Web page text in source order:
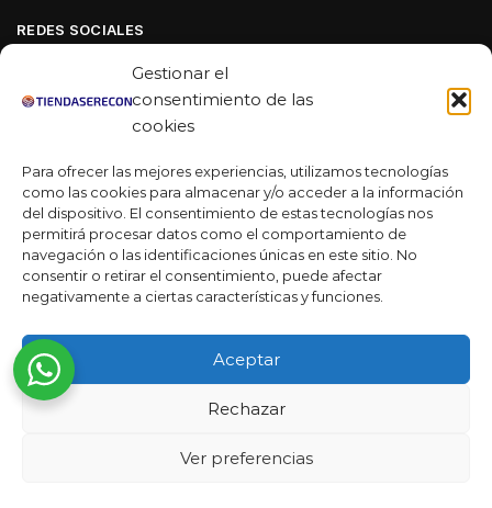
Gestionar el
consentimiento de las
cookies
Para ofrecer las mejores experiencias, utilizamos tecnologías
como las cookies para almacenar y/o acceder a la información
del dispositivo. El consentimiento de estas tecnologías nos
permitirá procesar datos como el comportamiento de
navegación o las identificaciones únicas en este sitio. No
consentir o retirar el consentimiento, puede afectar
negativamente a ciertas características y funciones.
Aceptar
Rechazar
Ver preferencias
REDES SOCIALES
Linkedin
MAS DE 50 RESEÑAS
★★★★★
La verdad es que fue una compra muy económica, la
día. ¡Estoy muy satisfecha con la atención al cliente y el
servicio!
Desarrollado por